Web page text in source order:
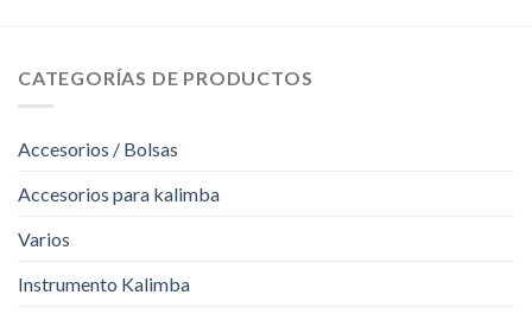
CATEGORÍAS DE PRODUCTOS
Accesorios / Bolsas
Accesorios para kalimba
Varios
Instrumento Kalimba